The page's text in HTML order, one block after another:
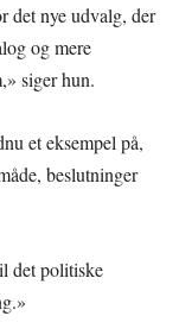
det nye udvalg, der
og mere
siger hun.
et eksempel på,
beslutninger
det politiske